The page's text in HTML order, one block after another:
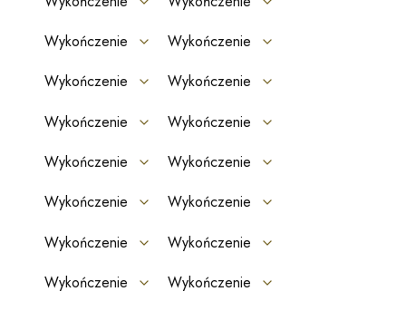
Wykończenie
Wykończenie
Wykończenie
Wykończenie
Wykończenie
Wykończenie
Wykończenie
Wykończenie
Wykończenie
Wykończenie
Wykończenie
Wykończenie
Wykończenie
Wykończenie